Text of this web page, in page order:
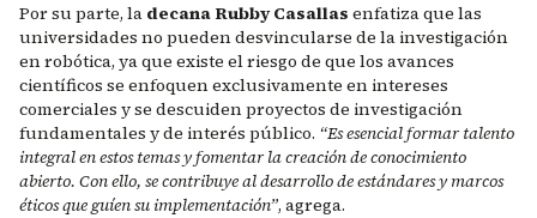
Por su parte, la decana Rubby Casallas enfatiza que las
universidades no pueden desvincularse de la investigación
en robótica, ya que existe el riesgo de que los avances
científicos se enfoquen exclusivamente en intereses
comerciales y se descuiden proyectos de investigación
fundamentales y de interés público. “Es esencial formar talento
integral en estos temas y fomentar la creación de conocimiento
abierto. Con ello, se contribuye al desarrollo de estándares y marcos
éticos que guíen su implementación”, agrega.